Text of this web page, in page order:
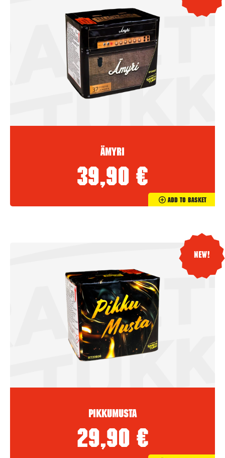
Ämyri
39,90 €
Add To Basket
New!
Pikkumusta
29,90 €